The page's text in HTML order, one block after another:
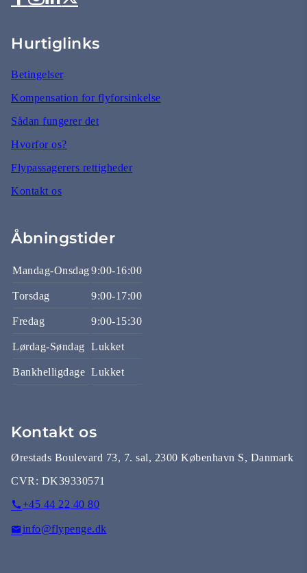
Hurtiglinks
Betingelser
Kompensation for flyforsinkelse
Sådan fungerer det
Hvorfor os?
Flypassagerers rettigheder
Kontakt os
Åbningstider
Mandag-Onsdag9:00-16:00
Torsdag 9:00-17:00
Fredag 9:00-15:30
Lørdag-Søndag Lukket
Bankhelligdage Lukket
Kontakt os
Ørestads Boulevard 73, 7. sal, 2300 København S, Danmark
CVR: DK39330571
+45 44 22 40 80
info@flypenge.dk